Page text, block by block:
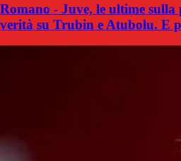
Romano - Juve, le ultime
verità su Trubin e Atubolu. E